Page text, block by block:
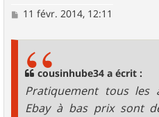
M11 févr. 2014, 12:11
cousinhube34 a écrit :
Pratiquement tous les
Ebay à bas prix sont